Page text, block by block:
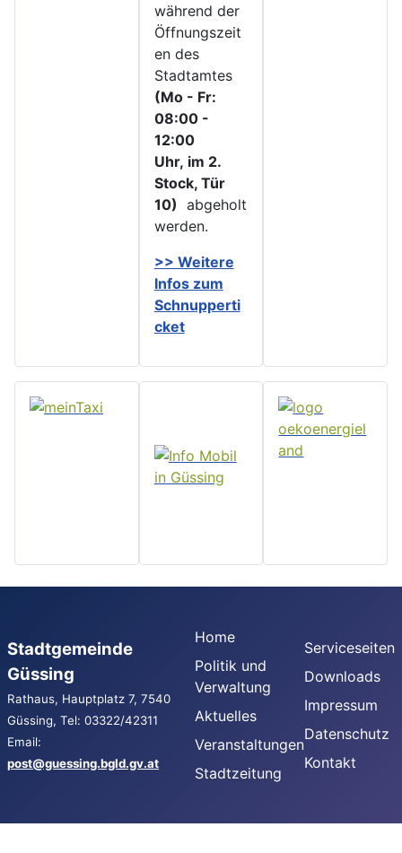
während der
Öffnungszeit
en des
Stadtamtes
(Mo - Fr:
08:00 -
12:00
Uhr, im 2.
Stock, Tür
10) abgeholt
werden.
>> Weitere
Infos zum
Schnupperti
cket
Stadtgemeinde
Güssing
Rathaus, Hauptplatz 7, 7540
Güssing, Tel: 03322/42311
Email:
post@guessing.bgld.gv.at
Home
Politik und
Verwaltung
Aktuelles
Veranstaltungen
Stadtzeitung
Serviceseiten
Downloads
Impressum
Datenschutz
Kontakt